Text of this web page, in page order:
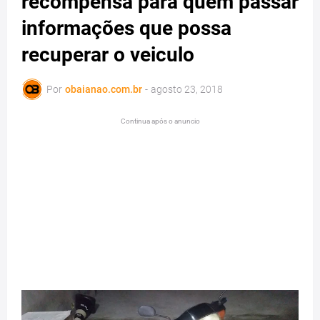
informações que possa
recuperar o veiculo
Por obaianao.com.br - agosto 23, 2018
Continua após o anuncio